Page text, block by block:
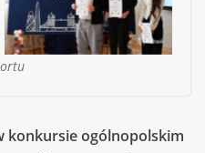
konkursie ogólnopolskim